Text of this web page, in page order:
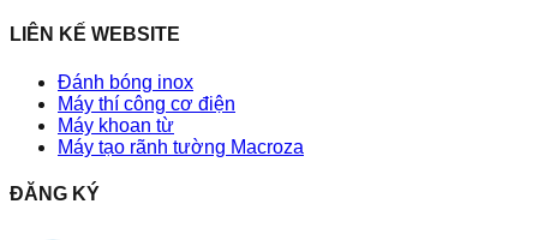
LIÊN KẾ WEBSITE
Đánh bóng inox
Máy thí công cơ điện
Máy khoan từ
Máy tạo rãnh tường Macroza
ĐĂNG KÝ